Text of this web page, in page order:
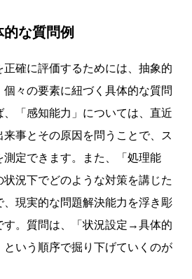
な質問例
正確に評価するためには、抽象的
々の要素に紐づく具体的な質問
「感知能力」については、直近
事とその原因を問うことで、ス
測定できます。また、「処理能
況下でどのような対策を講じた
現実的な問題解決能力を浮き彫
す。質問は、「状況設定→具体的
いう順序で掘り下げていくのが